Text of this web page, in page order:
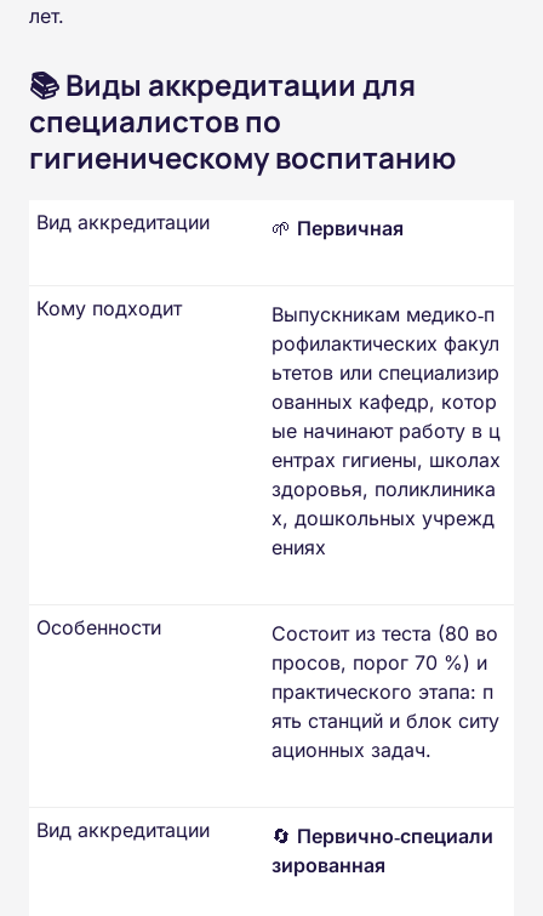
лет.
📚 Виды аккредитации для
специалистов по
гигиеническому воспитанию
🌱 Первичная
Вид аккредитации
Выпускникам медико‑п
рофилактических факул
ьтетов или специализир
ованных кафедр, котор
ые начинают работу в ц
ентрах гигиены, школах
здоровья, поликлиника
х, дошкольных учрежд
ениях
Кому подходит
Состоит из теста (80 во
просов, порог 70 %) и
практического этапа: п
ять станций и блок ситу
ационных задач.
Особенности
🔄 Первично‑специали
зированная
Вид аккредитации